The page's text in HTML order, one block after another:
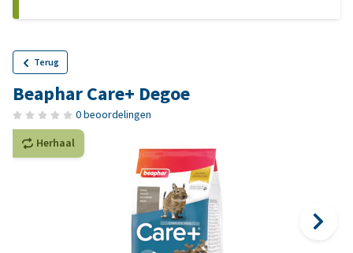
Terug
Beaphar Care+ Degoe
0 beoordelingen
Herhaal